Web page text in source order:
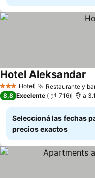
3 Estrellas
Hotel Restaurante y
Hotel Aleksandar
8,8 Excelente 716 a
Seleccioná las fechas
precios exactos